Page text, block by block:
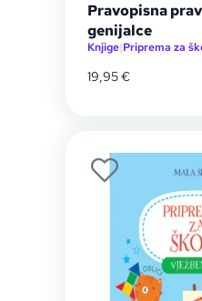
Pravopisna
genijalce
Knjige|Priprema za
19,95€